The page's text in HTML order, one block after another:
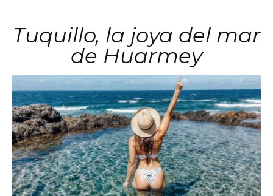
Tuquillo, la joya del mar
de Huarmey